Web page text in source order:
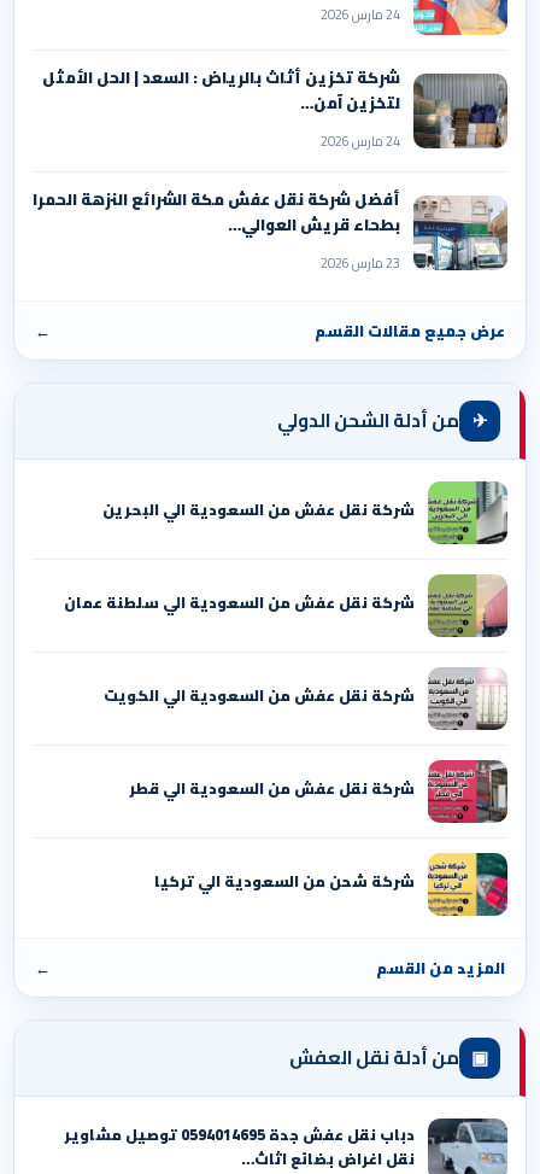
24 مارس 2026
شركة تخزين أثاث بالرياض : السعد | الحل الأمثل
لتخزين آمن…
24 مارس 2026
أفضل شركة نقل عفش مكة الشرائع النزهة الحمرا
بطحاء قريش العوالي…
23 مارس 2026
عرض جميع مقالات القسم ←
✈ من أدلة الشحن الدولي
شركة نقل عفش من السعودية الي البحرين
شركة نقل عفش من السعودية الي سلطنة عمان
شركة نقل عفش من السعودية الي الكويت
شركة نقل عفش من السعودية الي قطر
شركة شحن من السعودية الي تركيا
المزيد من القسم ←
▣ من أدلة نقل العفش
دباب نقل عفش جدة 0594014695 توصيل مشاوير
نقل اغراض بضائع اثاث…